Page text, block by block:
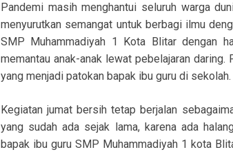
Pandemi masih menghantui seluruh warga
menyurutkan semangat untuk berbagi ilmu
SMP Muhammadiyah 1 Kota Blitar dengan
memantau anak-anak lewat pebelajaran
yang menjadi patokan bapak ibu guru di sekolah.
Kegiatan jumat bersih tetap berjalan
yang sudah ada sejak lama, karena ada
bapak ibu guru SMP Muhammadiyah 1 kota